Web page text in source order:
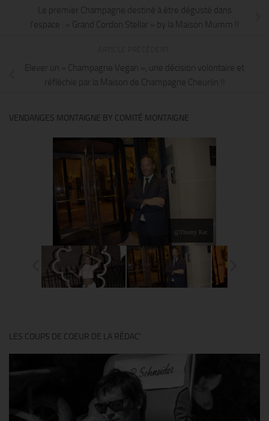
Le premier Champagne destiné à être dégusté dans
l’espace : « Grand Cordon Stellar » by la Maison Mumm !!
Elever un « Champagne Vegan », une décision volontaire et
réfléchie par la Maison de Champagne Cheurlin !!
VENDANGES MONTAIGNE BY COMITÉ MONTAIGNE
@Thierry Ker
LES COUPS DE COEUR DE LA RÉDAC’